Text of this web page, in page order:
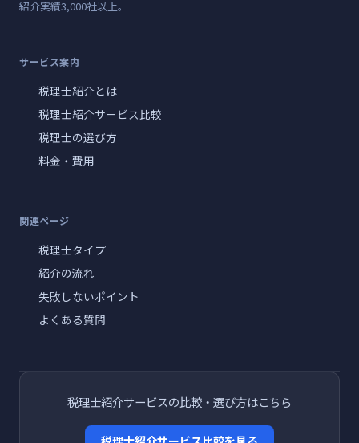
紹介実績3,000社以上。
サービス案内
税理士紹介とは
税理士紹介サービス比較
税理士の選び方
料金・費用
関連ページ
税理士タイプ
紹介の流れ
失敗しないポイント
よくある質問
税理士紹介サービスの比較・選び方はこちら